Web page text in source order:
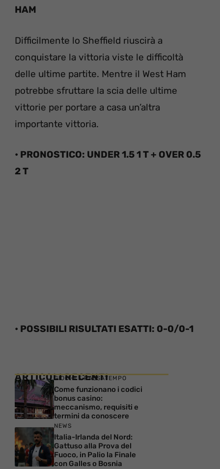
HAM
Difficilmente lo Sheffield riuscirà a
conquistare la vittoria viste le difficoltà
delle ultime partite. Mentre il West Ham
potrebbe sfruttare la scia delle ultime
vittorie per portare a casa un’altra
importante vittoria.
• PRONOSTICO: UNDER 1.5 1 T + OVER 0.5
2 T
• POSSIBILI RISULTATI ESATTI: 0-0/0-1
ARTICOLI RECENTI
GIOCHI E PASSATEMPO
Come funzionano i codici
bonus casino:
meccanismo, requisiti e
termini da conoscere
NEWS
Italia-Irlanda del Nord:
Gattuso alla Prova del
Fuoco, in Palio la Finale
con Galles o Bosnia